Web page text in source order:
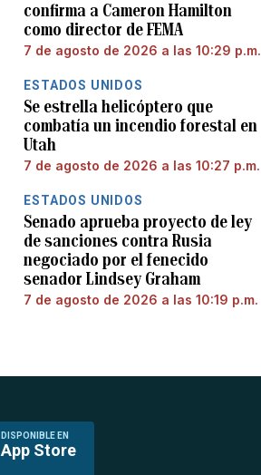
confirma a Cameron Hamilton
como director de FEMA
7 de agosto de 2026 a las 10:29 p.m.
ESTADOS UNIDOS
Se estrella helicóptero que
combatía un incendio forestal en
Utah
7 de agosto de 2026 a las 10:27 p.m.
ESTADOS UNIDOS
Senado aprueba proyecto de ley
de sanciones contra Rusia
negociado por el fenecido
senador Lindsey Graham
7 de agosto de 2026 a las 10:19 p.m.
DISPONIBLE EN
App Store